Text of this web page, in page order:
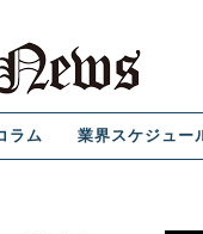
ラム 業界スケジュー